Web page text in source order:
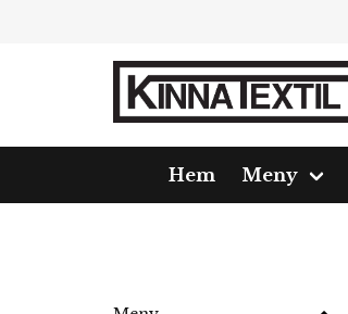
Hem Meny
Meny Garn Blandgarn